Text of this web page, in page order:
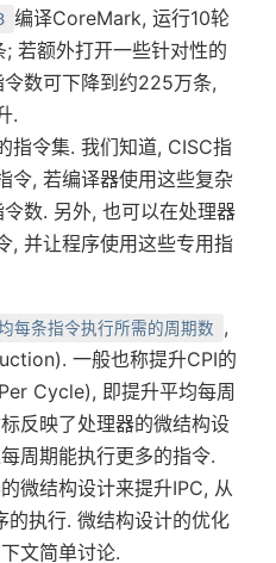
编译CoreMark, 运行10轮
若额外打开一些针对性的
数可下降到约225万条,
.
指令集. 我们知道, CISC指
令, 若编译器使用这些复杂
数. 另外, 也可以在处理器
, 并让程序使用这些专用指
每条指令执行所需的周期数
,
一般也称提升CPI的
Cycle), 即提升平均每周
反映了处理器的微结构设
周期能执行更多的指令.
微结构设计来提升IPC, 从
的执行. 微结构设计的优化
文简单讨论.